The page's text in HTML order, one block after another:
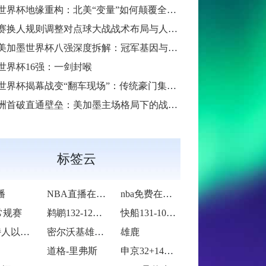
杯地缘重构：北美“变量”如何颠覆全球足球秩序
人规则调整对点球大战战术布局与人员调配的影响分析
墨世界杯八强深度拆解：冠军基因与晋级路线终极预演
界杯16强：一剑封喉
界杯揭幕战变“翻车现场”：传统豪门集体遇险
破直通壁垒：美加墨主场格局下的战术体系重构
标签云
NBA直播在线观看
nba免费在线高清直播
规赛
鹈鹕132-120力克奇才
快船131-105大胜老鹰
凯尔特人以92-105不敌雷霆
密尔沃基雄鹿以128-104大胜多伦多猛
雄鹿
道格-里弗斯
申京32+14莫兰特复出27分 火箭11